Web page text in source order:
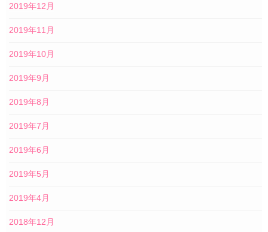
2019年12月
2019年11月
2019年10月
2019年9月
2019年8月
2019年7月
2019年6月
2019年5月
2019年4月
2018年12月